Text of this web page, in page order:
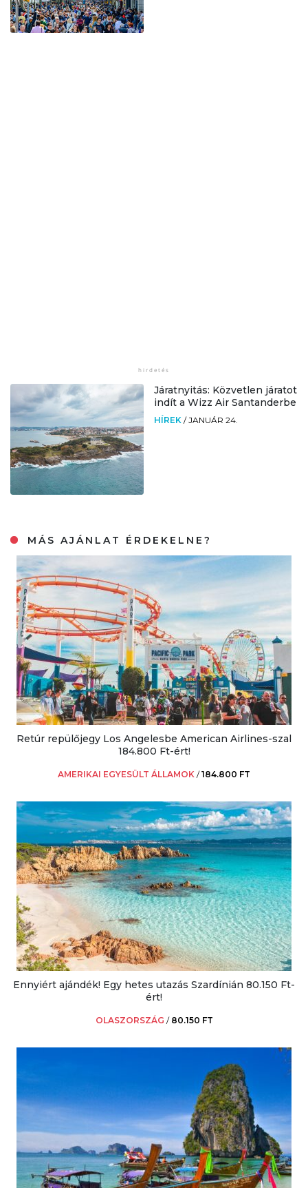
Járatnyitás: Közvetlen járatot
indít a Wizz Air Santanderbe
HÍREK /JANUÁR 24.
MÁS AJÁNLAT ÉRDEKELNE?
Retúr repülőjegy Los Angelesbe American Airlines-szal
184.800 Ft-ért!
AMERIKAI EGYESÜLT ÁLLAMOK /184.800 FT
Ennyiért ajándék! Egy hetes utazás Szardínián 80.150 Ft-
ért!
OLASZORSZÁG / 80.150 FT